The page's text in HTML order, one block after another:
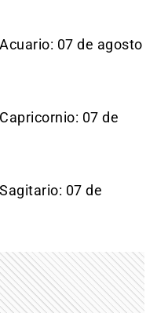
07 de agosto
07 de
07 de